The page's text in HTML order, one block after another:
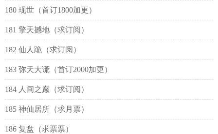
180 现世（首订1800加更）
181 擎天撼地（求订阅）
182 仙人跪（求订阅）
183 弥天大谎（首订2000加更）
184 人间之巅（求订阅）
185 神仙居所（求月票）
186 复盘（求票票）